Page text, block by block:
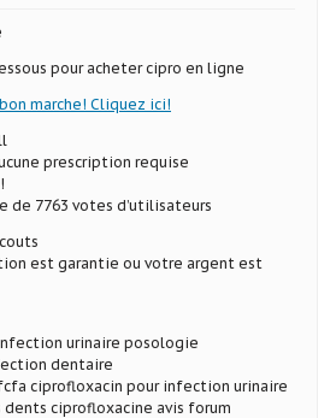
pour acheter cipro en ligne
marche! Cliquez ici!
prescription requise
de 7763 votes d’utilisateurs
est garantie ou votre argent est
urinaire posologie
dentaire
ciprofloxacin pour infection urinaire
ciprofloxacine avis forum